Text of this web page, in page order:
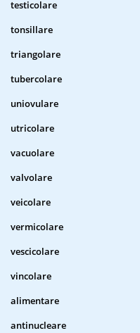
testicolare
tonsillare
triangolare
tubercolare
uniovulare
utricolare
vacuolare
valvolare
veicolare
vermicolare
vescicolare
vincolare
alimentare
antinucleare